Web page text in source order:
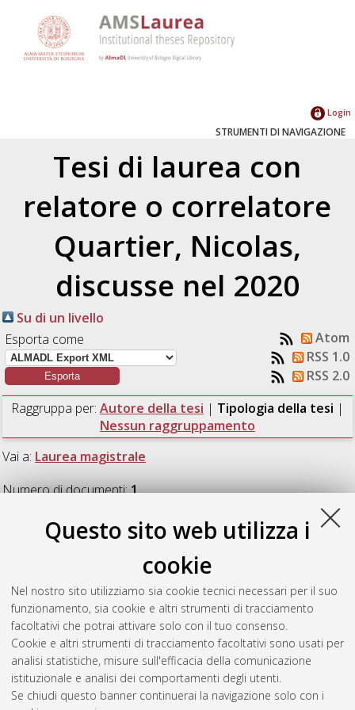
Questo sito web utilizza i
cookie
Nel nostro sito utilizziamo sia cookie tecnici necessari per il suo
funzionamento, sia cookie e altri strumenti di tracciamento
facoltativi che potrai attivare solo con il tuo consenso.
Cookie e altri strumenti di tracciamento facoltativi sono usati per
analisi statistiche, misure sull'efficacia della comunicazione
istituzionale e analisi dei comportamenti degli utenti.
Se chiudi questo banner continuerai la navigazione solo con i
Login
STRUMENTI DI NAVIGAZIONE
Tesi di laurea con
relatore o correlatore
Quartier, Nicolas,
discusse nel 2020
Su di un livello
Esporta come
Atom
RSS 1.0
RSS 2.0
Raggruppa per: Autore della tesi | Tipologia della tesi |
Nessun raggruppamento
Vai a: Laurea magistrale
Numero di documenti:1.
Laurea magistrale
a heaving buoy for modelling a wave energy converter for
WECfarm project.[Laurea magistrale], Università di Bologna,
Corso di Studio inIngegneria civile [LM-DM270], Documento
full-text non disponibile
Questa lista e' stata generata ilFri Aug 7 18:22:13 2026 CEST